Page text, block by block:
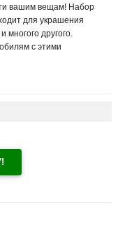
вашим вещам! Набор
для украшения
многого другого.
с этими